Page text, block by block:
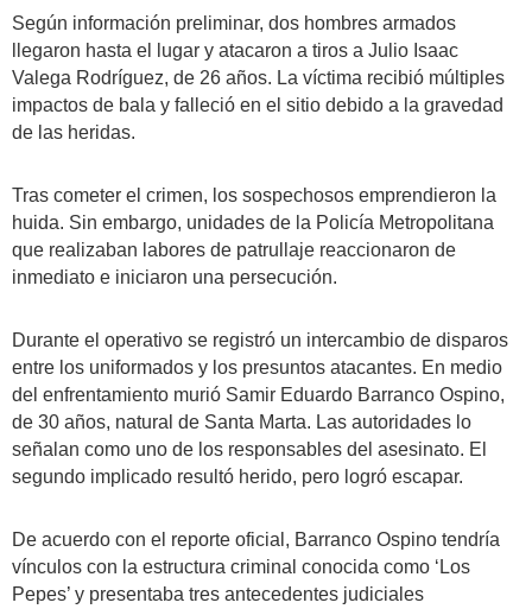
Según información preliminar, dos hombres armados
llegaron hasta el lugar y atacaron a tiros a Julio Isaac
Valega Rodríguez, de 26 años. La víctima recibió múltiples
impactos de bala y falleció en el sitio debido a la gravedad
de las heridas.
Tras cometer el crimen, los sospechosos emprendieron la
huida. Sin embargo, unidades de la Policía Metropolitana
que realizaban labores de patrullaje reaccionaron de
inmediato e iniciaron una persecución.
Durante el operativo se registró un intercambio de disparos
entre los uniformados y los presuntos atacantes. En medio
del enfrentamiento murió Samir Eduardo Barranco Ospino,
de 30 años, natural de Santa Marta. Las autoridades lo
señalan como uno de los responsables del asesinato. El
segundo implicado resultó herido, pero logró escapar.
De acuerdo con el reporte oficial, Barranco Ospino tendría
vínculos con la estructura criminal conocida como ‘Los
Pepes’ y presentaba tres antecedentes judiciales